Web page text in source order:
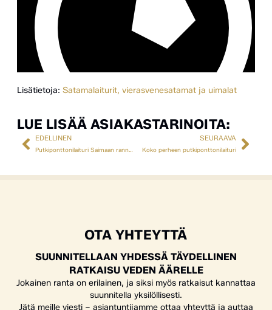
Lisätietoja: Satamalaiturit, vierasvenesatamat ja uimalat
LUE LISÄÄ ASIAKASTARINOITA:
EDELLINEN
Putkiponttonilaituri Saimaan rannalle
SEURAAVA
Koko perheen putkiponttonilaituri
OTA YHTEYTTÄ
SUUNNITELLAAN YHDESSÄ TÄYDELLINEN
RATKAISU VEDEN ÄÄRELLE
Jokainen ranta on erilainen, ja siksi myös ratkaisut kannattaa
suunnitella yksilöllisesti.
Jätä meille viesti – asiantuntijamme ottaa yhteyttä ja auttaa